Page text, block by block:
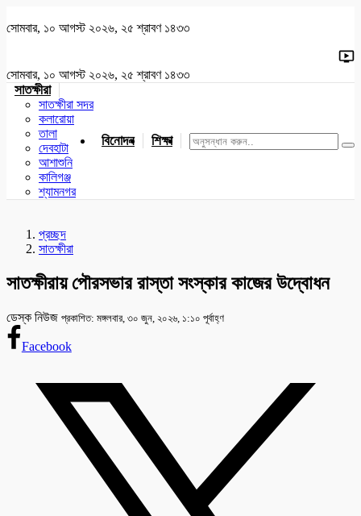
সোমবার, ১০ আগস্ট ২০২৬, ২৫ শ্রাবণ ১৪৩৩
সোমবার, ১০ আগস্ট ২০২৬, ২৫ শ্রাবণ ১৪৩৩
সাতক্ষীরা
সাতক্ষীরা সদর
কলারোয়া
তালা
দেবহাটা
আশাশুনি
কালিগঞ্জ
শ্যামনগর
বিনোদন শিক্ষা খেলাধুলা জাতীয় যশোর
প্রচ্ছদ
সাতক্ষীরা
সাতক্ষীরায় পৌরসভার রাস্তা সংস্কার কাজের উদ্বোধন
ডেস্ক নিউজ প্রকাশিত: মঙ্গলবার, ৩০ জুন, ২০২৬, ১:১০ পূর্বাহ্ণ
Facebook